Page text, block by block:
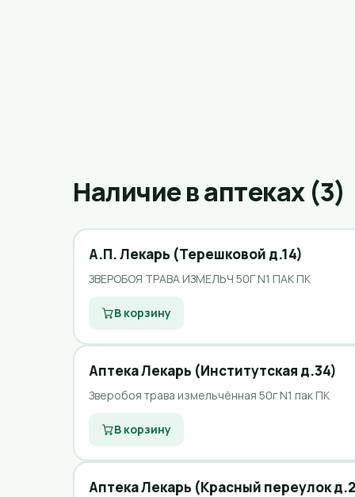
Наличие в аптеках (3)
А.П. Лекарь (Терешковой д.14)
ЗВЕРОБОЯ ТРАВА ИЗМЕЛЬЧ 50Г N1 ПАК ПК
В корзину
Аптека Лекарь (Институтская д.34)
Зверобоя трава измельчённая 50г N1 пак ПК
В корзину
Аптека Лекарь (Красный переулок